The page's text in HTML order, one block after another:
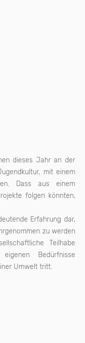
dieses Jahr an der
mit einem
Dass aus einem
folgen könnten,
Erfahrung dar,
zu werden
Teilhabe
Bedürfnisse
Umwelt tritt.